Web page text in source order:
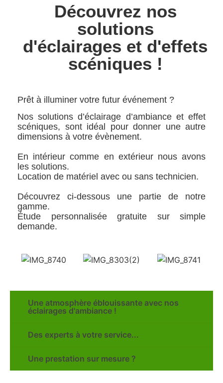
Découvrez nos
solutions
d'éclairages et d'effets
scéniques !
Prêt à illuminer votre futur événement ?
Nos solutions d’éclairage d’ambiance et effet
scéniques, sont idéal pour donner une autre
dimensions à votre évènement.
En intérieur comme en extérieur nous avons
les solutions.
Location de matériel avec ou sans technicien.
Découvrez ci-dessous une partie de notre
gamme.
Étude personnalisée gratuite sur simple
demande.
Une atmosphère éblouissante avec nos
éclairages d'ambiance !
Des experts à votre service...
Une prestation sur mesure ?